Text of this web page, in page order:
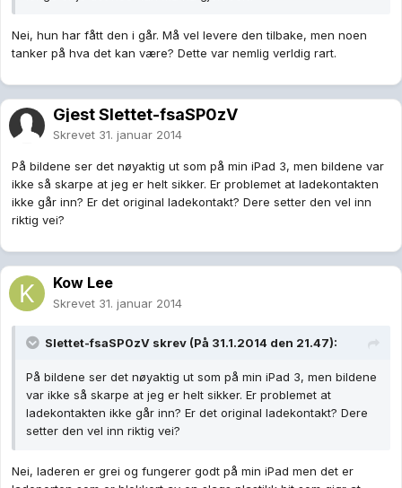
Nei, hun har fått den i går. Må vel levere den tilbake, men noen
tanker på hva det kan være? Dette var nemlig verldig rart.
Gjest Slettet-fsaSP0zV
Skrevet 31. januar 2014
På bildene ser det nøyaktig ut som på min iPad 3, men bildene var
ikke så skarpe at jeg er helt sikker. Er problemet at ladekontakten
ikke går inn? Er det original ladekontakt? Dere setter den vel inn
riktig vei?
Kow Lee
Skrevet 31. januar 2014
Slettet-fsaSP0zV skrev (På 31.1.2014 den 21.47):
På bildene ser det nøyaktig ut som på min iPad 3, men bildene
var ikke så skarpe at jeg er helt sikker. Er problemet at
ladekontakten ikke går inn? Er det original ladekontakt? Dere
setter den vel inn riktig vei?
Nei, laderen er grei og fungerer godt på min iPad men det er